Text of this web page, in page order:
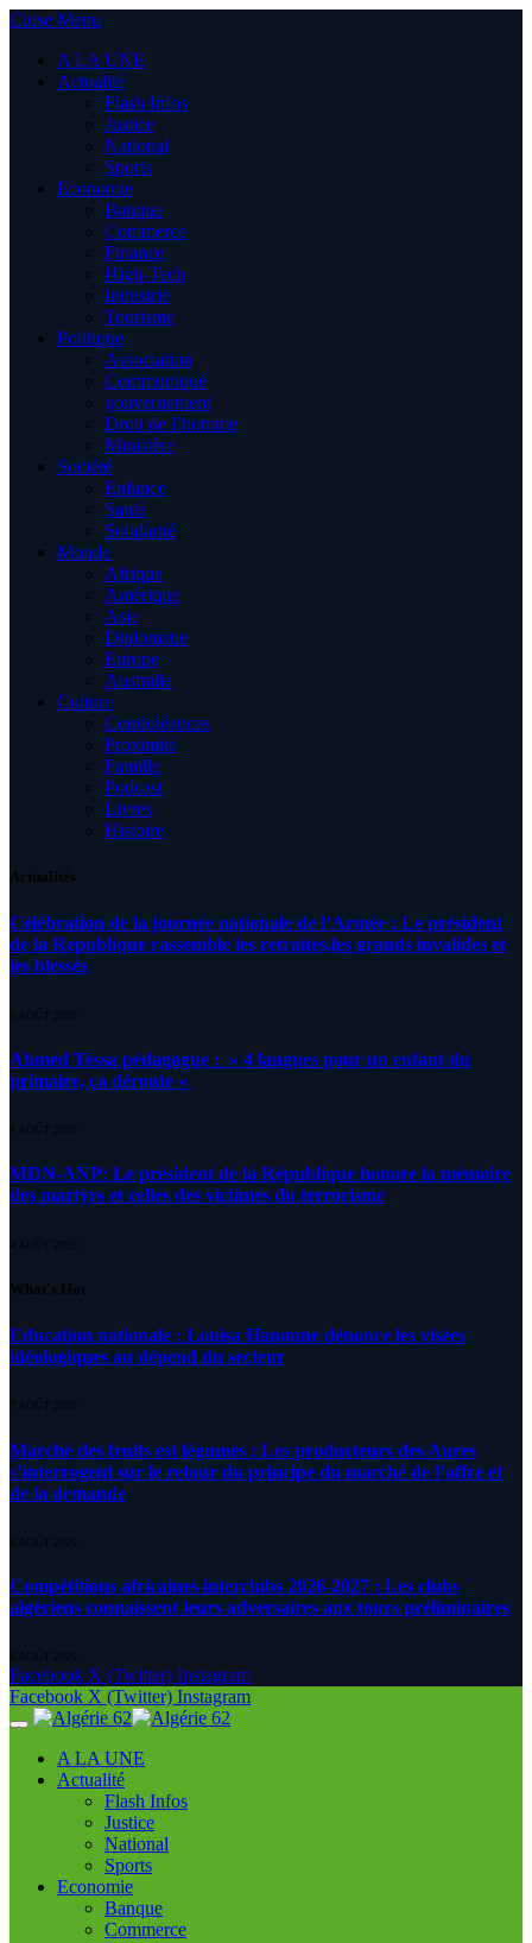
Close Menu
A LA UNE
Actualité
Flash Infos
Justice
National
Sports
Economie
Banque
Commerce
Finance
High-Tech
Industrie
Tourisme
Politique
Association
Communiqué
gouvernement
Droit de l’homme
Ministère
Société
Enfance
Santé
Solidarité
Monde
Afrique
Amérique
Asie
Diplomatie
Europe
Australia
Culture
Condoléances
Proximité
Famille
Podcast
Livres
Histoire
Actualités
Célébration de la journée nationale de l’Armée : Le président
de la République rassemble les retraités,les grands invalides et
les blessés
5 AOÛT 2026
Ahmed Tessa pédagogue : » 4 langues pour un enfant du
primaire, ça déroute «
4 AOÛT 2026
MDN-ANP: Le président de la République honore la mémoire
des martyrs et celles des victimes du terrorisme
4 AOÛT 2026
What's Hot
Education nationale : Louisa Hanoune dénonce les visées
idéologiques au dépend du secteur
7 AOÛT 2026
Marché des fruits est légumes : Les producteurs des Aures
s’interrogent sur le retour du principe du marché de l’offre et
de la demande
6 AOÛT 2026
Compétitions africaines interclubs 2026-2027 : Les clubs
algériens connaissent leurs adversaires aux tours préliminaires
6 AOÛT 2026
Facebook X (Twitter) Instagram
Facebook X (Twitter) Instagram
A LA UNE
Actualité
Flash Infos
Justice
National
Sports
Economie
Banque
Commerce